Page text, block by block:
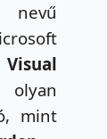
Visual
mint